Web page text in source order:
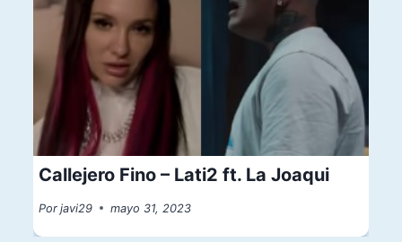
Callejero Fino – Lati2 ft. La Joaqui
Por javi29 mayo 31, 2023